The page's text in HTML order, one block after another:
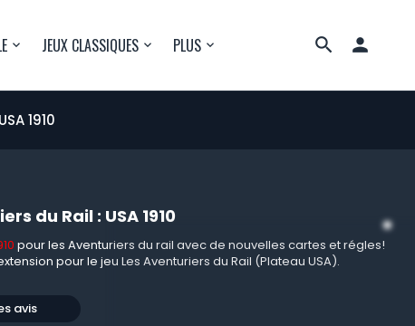

JEUX CLASSIQUES PLUS
1910
du Rail : USA 1910
pour les Aventuriers du rail avec de nouvelles cartes et régles!
pour le jeu Les Aventuriers du Rail (Plateau USA).
avis